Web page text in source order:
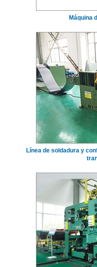
Máquina
Línea de soldadura y